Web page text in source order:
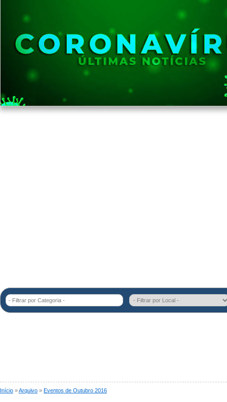
- Filtrar por Categoria -
Início »Arquivo » Eventos de Outubro 2016